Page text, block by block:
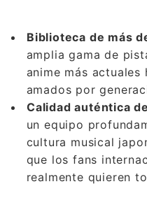
Biblioteca de más
amplia gama de
anime más actuales
amados por
Calidad auténtica
un equipo
cultura musical
que los fans
realmente quieren